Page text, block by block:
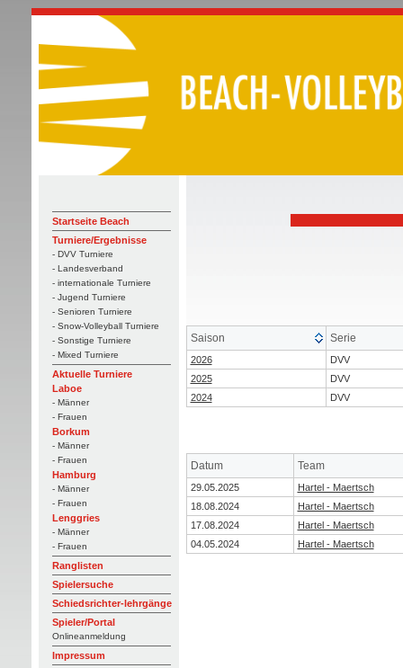
Startseite Beach
Turniere/Ergebnisse
- DVV Turniere
- Landesverband
- internationale Turniere
- Jugend Turniere
- Senioren Turniere
- Snow-Volleyball Turniere
- Sonstige Turniere
- Mixed Turniere
Aktuelle Turniere
Laboe
- Männer
- Frauen
Borkum
- Männer
- Frauen
Hamburg
- Männer
- Frauen
Lenggries
- Männer
- Frauen
Ranglisten
Spielersuche
Schiedsrichter-lehrgänge
Spieler/Portal
Onlineanmeldung
Impressum
Saison Serie
2026
DVV
2025
DVV
2024
DVV
Datum Team
29.05.2025
Hartel - Maertsch
18.08.2024
Hartel - Maertsch
17.08.2024
Hartel - Maertsch
04.05.2024
Hartel - Maertsch